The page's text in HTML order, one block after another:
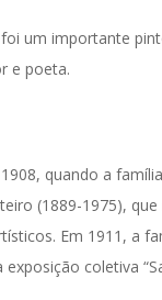
um importante
e poeta.
quando a
(1889-1975),
Em 1911, a
coletiva